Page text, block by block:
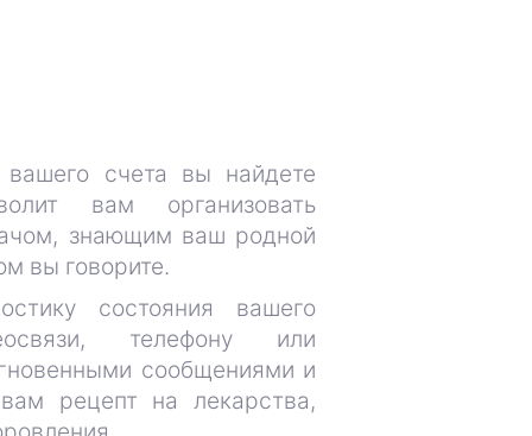
счета вы найдете
вам организовать
знающим ваш родной
вы говорите.
состояния вашего
телефону или
сообщениями и
рецепт на лекарства,